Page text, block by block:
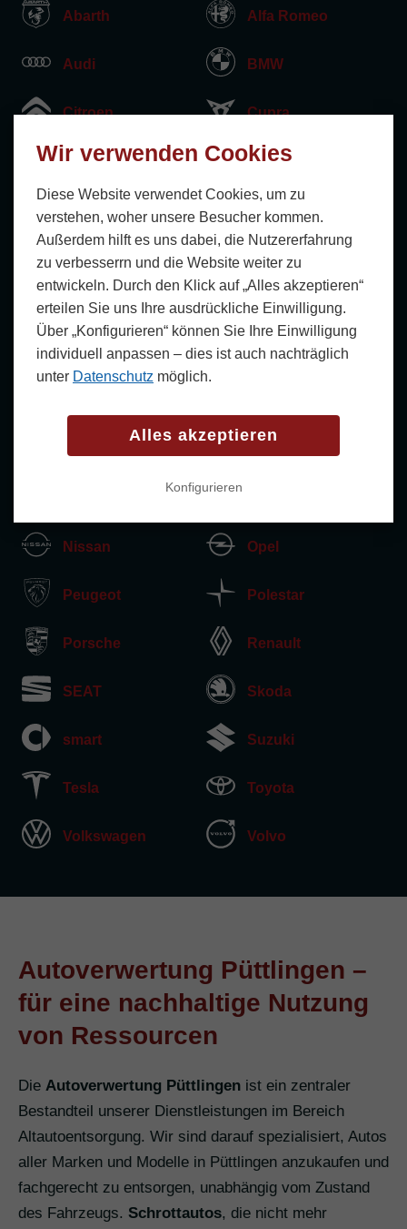
Abarth Alfa Romeo
Audi BMW
Citroen Cupra
Dacia DS
Fiat Ford
Honda Hyundai
Jaguar Jeep
KIA Land Rover
Mercedes
Nissan Opel
Peugeot Polestar
Porsche Renault
SEAT Skoda
smart Suzuki
Tesla Toyota
Volkswagen Volvo
Autoverwertung Püttlingen –
für eine nachhaltige Nutzung
von Ressourcen
Die Autoverwertung Püttlingen ist ein zentraler
Bestandteil unserer Dienstleistungen im Bereich
Altautoentsorgung. Wir sind darauf spezialisiert, Autos
aller Marken und Modelle in Püttlingen anzukaufen und
fachgerecht zu entsorgen, unabhängig vom Zustand
des Fahrzeugs. Schrottautos, die nicht mehr
Wir verwenden Cookies
Diese Website verwendet Cookies, um zu
verstehen, woher unsere Besucher kommen.
Außerdem hilft es uns dabei, die Nutzer­erfahrung
zu verbesserrn und die Website weiter zu
entwickeln. Durch den Klick auf „Alles akzeptieren“
erteilen Sie uns Ihre ausdrückliche Einwilligung.
Über „Konfigurieren“ können Sie Ihre Einwilligung
individuell anpassen ‒ dies ist auch nachträglich
unter Datenschutz möglich.
Alles akzeptieren
Konfigurieren